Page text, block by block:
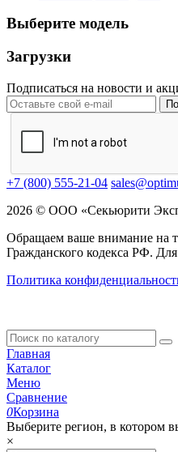
Выберите модель
Загрузки
Подписаться на новости и
+7 (800) 555-21-04
2026 © ООО «Секьюрити
Обращаем ваше внимание на
Гражданского кодекса РФ.
Политика
Главная
Каталог
Меню
Сравнение
0Корзина
Выберите регион, в котором
×